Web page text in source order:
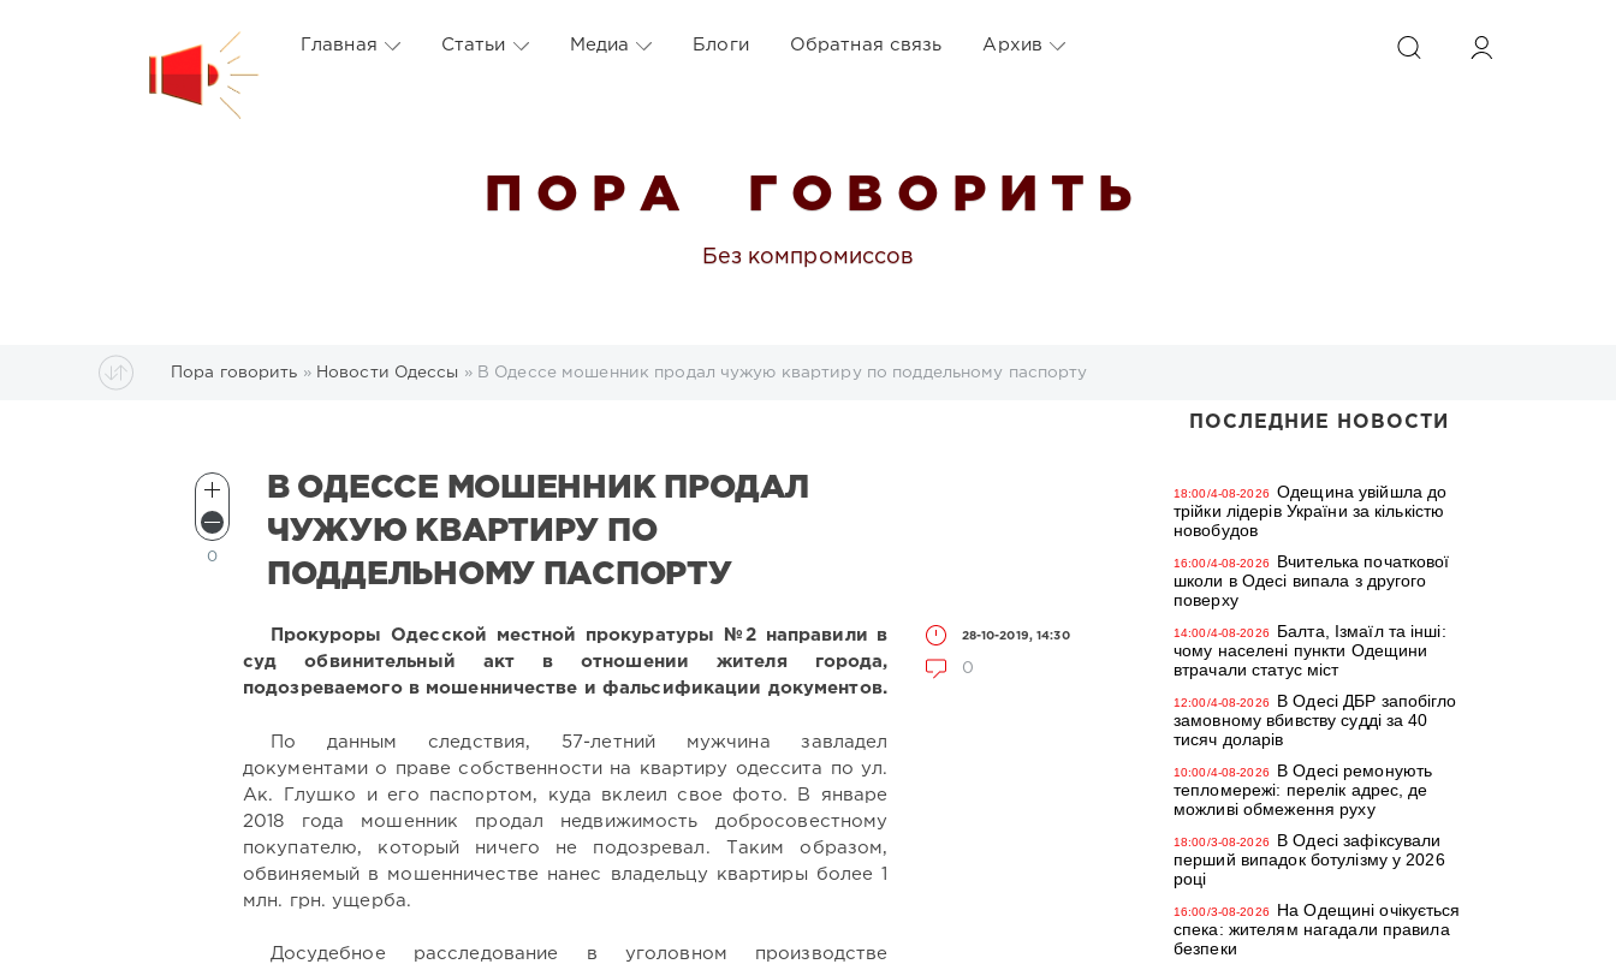
ИСКАТЬ
Главная Статьи Медиа Блоги Обратная связь Архив
П О Р А Г О В О Р И Т Ь
Без компромиссов
Пора говорить » Новости Одессы » В Одессе мошенник продал чужую квартиру по поддельному паспорту
В ОДЕССЕ МОШЕННИК ПРОДАЛ
ЧУЖУЮ КВАРТИРУ ПО
ПОДДЕЛЬНОМУ ПАСПОРТУ
28-10-2019, 14:30
0
0
Прокуроры Одесской местной прокуратуры №2 направили в
суд обвинительный акт в отношении жителя города,
подозреваемого в мошенничестве и фальсификации документов.
По данным следствия, 57-летний мужчина завладел
документами о праве собственности на квартиру одессита по ул.
Ак. Глушко и его паспортом, куда вклеил свое фото. В январе
2018 года мошенник продал недвижимость добросовестному
покупателю, который ничего не подозревал. Таким образом,
обвиняемый в мошенничестве нанес владельцу квартиры более 1
млн. грн. ущерба.
Досудебное расследование в уголовном производстве
ПОСЛЕДНИЕ НОВОСТИ
18:00/4-08-2026
Одещина увійшла до
трійки лідерів України за кількістю
новобудов
16:00/4-08-2026
Вчителька початкової
школи в Одесі випала з другого
поверху
14:00/4-08-2026
Балта, Ізмаїл та інші:
чому населені пункти Одещини
втрачали статус міст
12:00/4-08-2026
В Одесі ДБР запобігло
замовному вбивству судді за 40
тисяч доларів
10:00/4-08-2026
В Одесі ремонують
тепломережі: перелік адрес, де
можливі обмеження руху
18:00/3-08-2026
В Одесі зафіксували
перший випадок ботулізму у 2026
році
16:00/3-08-2026
На Одещині очікується
спека: жителям нагадали правила
безпеки